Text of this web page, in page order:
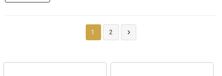
1 2 